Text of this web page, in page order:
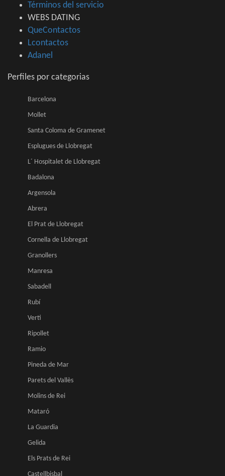
Términos del servicio
WEBS DATING
QueContactos
Lcontactos
Adanel
Perfiles por categorias
Barcelona
Mollet
Santa Coloma de Gramenet
Esplugues de Llobregat
L´ Hospitalet de Llobregat
Badalona
Argensola
Abrera
El Prat de Llobregat
Cornella de Llobregat
Granollers
Manresa
Sabadell
Rubí
Verti
Ripollet
Ramio
Pineda de Mar
Parets del Vallès
Molins de Rei
Mataró
La Guardia
Gelida
Els Prats de Rei
Castellbisbal